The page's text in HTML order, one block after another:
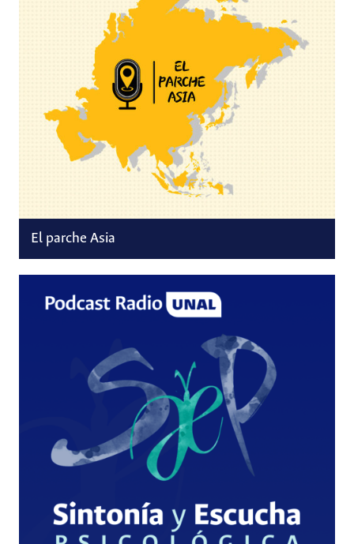
El parche Asia